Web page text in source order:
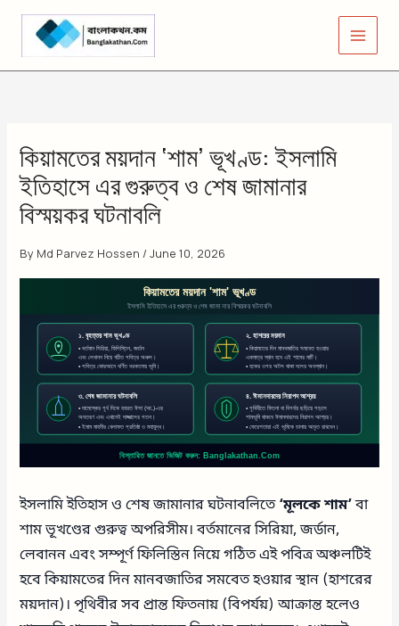
Skip
content
কিয়ামতের ময়দান ‘শাম’ ভূখণ্ড: ইসলামি
ইতিহাসে এর গুরুত্ব ও শেষ জামানার
বিস্ময়কর ঘটনাবলি
By Md Parvez Hossen /June 10, 2026
ইসলামি ইতিহাস ও শেষ জামানার ঘটনাবলিতে‘মূলকে শাম’বা
শাম ভূখণ্ডের গুরুত্ব অপরিসীম। বর্তমানের সিরিয়া, জর্ডান,
লেবানন এবং সম্পূর্ণ ফিলিস্তিন নিয়ে গঠিত এই পবিত্র অঞ্চলটিই
হবে কিয়ামতের দিন মানবজাতির সমবেত হওয়ার স্থান (হাশরের
ময়দান)। পৃথিবীর সব প্রান্ত ফিতনায় (বিপর্যয়) আক্রান্ত হলেও